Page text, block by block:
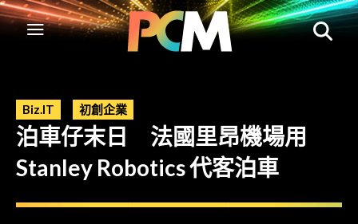
Biz.IT 初創企業
泊車仔末日 法國里昂機場用
Stanley Robotics 代客泊車